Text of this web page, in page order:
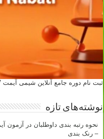
ثبت نام دوره جامع آنلاین شیمی آیمت 2027 ایتالیا - استاد مهدی نباتی
نوشته‌های تازه
– رنک بندی